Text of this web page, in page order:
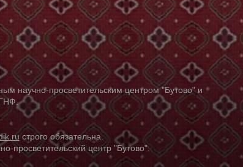
научно-просветительским центром "Бутово" и
строго обязательна.
просветительский центр "Бутово".